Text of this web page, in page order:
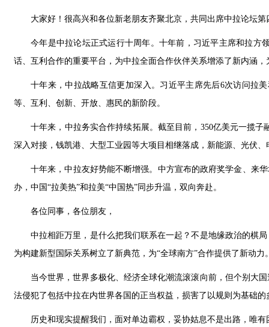
大家好！很高兴和各位新老朋友齐聚北京，共同出席中拉论坛
今年是中拉论坛正式运行十周年。十年前，习近平主席和拉方
话、互利合作的重要平台，为中拉全面合作伙伴关系增添了新内涵
十年来，中拉战略互信更加深入。习近平主席先后6次访问拉
等、互利、创新、开放、惠民的新阶段。
十年来，中拉务实合作持续拓展。截至目前，350亿美元一揽
深入对接，钱凯港、大型工业园等大项目相继落成，新能源、光伏
十年来，中拉友好势能不断增强。中方宣布的政府奖学金、来
办，中国“拉美热”和拉美“中国热”同步升温，双向奔赴。
各位同事，各位朋友，
中拉相距万里，是什么把我们联系在一起？不是地缘政治的棋
为构建新型国际关系树立了新典范，为“全球南方”合作提供了新动力
当今世界，世界多极化、经济全球化潮流滚滚向前，但个别大
法侵犯了包括中拉在内世界各国的正当权益，损害了以规则为基础
历史和现实提醒我们，面对单边霸权，妥协姑息不是出路，唯